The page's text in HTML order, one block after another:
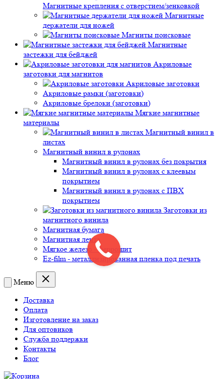
Магнитные крепления с отверстием/зенковкой
Магнитные
держатели для ножей
Магниты поисковые
Магнитные
застежки для бейджей
Акриловые
заготовки для магнитов
Акриловые заготовки
Акриловые рамки (заготовки)
Акриловые брелоки (заготовки)
Мягкие магнитные
материалы
Магнитный винил в
листах
Магнитный винил в рулонах
Магнитный винил в рулонах без покрытия
Магнитный винил в рулонах с клеевым
покрытием
Магнитный винил в рулонах с ПВХ
покрытием
Заготовки из
магнитного винила
Магнитная бумага
Магнитная лента
Мягкое железо - феррошит
Ez-film - металлизированная пленка под печать
Меню
Доставка
Оплата
Изготовление на заказ
Для оптовиков
Служба поддержки
Контакты
Блог